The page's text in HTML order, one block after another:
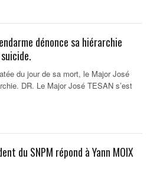
dénonce sa hiérarchie
du jour de sa mort, le Major José
DR. Le Major José TESAN s’est
du SNPM répond à Yann MOIX